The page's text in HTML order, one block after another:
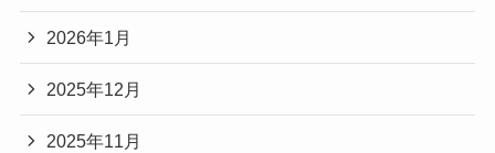
2026年1月
2025年12月
2025年11月